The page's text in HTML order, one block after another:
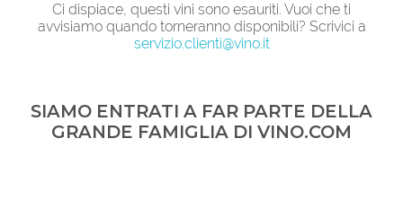
Ci dispiace, questi vini sono esauriti. Vuoi che ti
avvisiamo quando torneranno disponibili? Scrivici a
servizio.clienti@vino.it
SIAMO ENTRATI A FAR PARTE DELLA
GRANDE FAMIGLIA DI VINO.COM